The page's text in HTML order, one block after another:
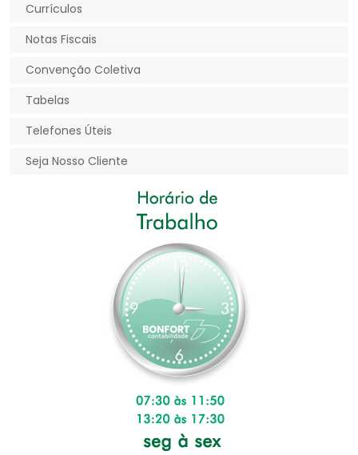
Currículos
Notas Fiscais
Convenção Coletiva
Tabelas
Telefones Úteis
Seja Nosso Cliente